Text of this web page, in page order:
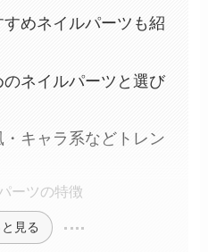
めネイルパーツも紹
ネイルパーツと選び
キャラ系などトレン
ーツの特徴
見る